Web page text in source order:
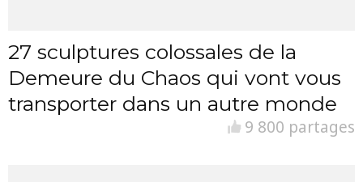
27 sculptures colossales de la
Demeure du Chaos qui vont vous
transporter dans un autre monde
9 800 partages